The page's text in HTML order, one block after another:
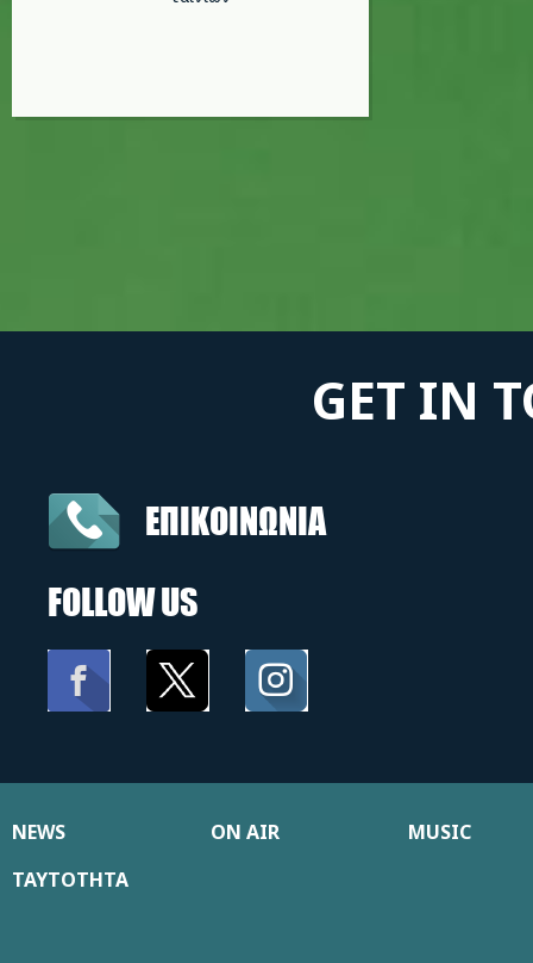
GET IN
ΕΠΙΚΟΙΝΩΝΙΑ
FOLLOW US
NEWS ON AIR
MUSIC
ΤΑΥΤΟΤΗΤΑ